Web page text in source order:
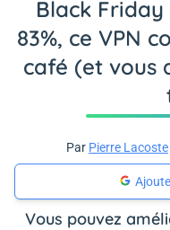
Black Friday
83%, ce VPN
café (et vous
Par Pierre Lacoste
Vous pouvez